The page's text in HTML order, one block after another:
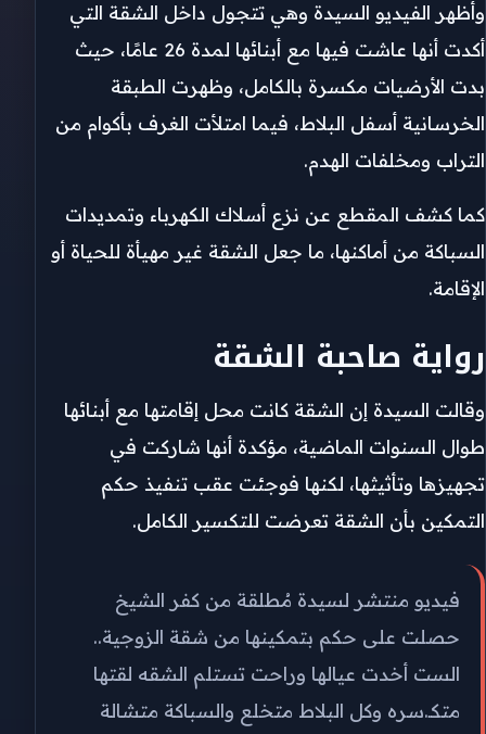
وأظهر الفيديو السيدة وهي تتجول داخل الشقة التي
أكدت أنها عاشت فيها مع أبنائها لمدة 26 عامًا، حيث
بدت الأرضيات مكسرة بالكامل، وظهرت الطبقة
الخرسانية أسفل البلاط، فيما امتلأت الغرف بأكوام من
التراب ومخلفات الهدم.
كما كشف المقطع عن نزع أسلاك الكهرباء وتمديدات
السباكة من أماكنها، ما جعل الشقة غير مهيأة للحياة أو
الإقامة.
رواية صاحبة الشقة
وقالت السيدة إن الشقة كانت محل إقامتها مع أبنائها
طوال السنوات الماضية، مؤكدة أنها شاركت في
تجهيزها وتأثيثها، لكنها فوجئت عقب تنفيذ حكم
التمكين بأن الشقة تعرضت للتكسير الكامل.
فيديو منتشر لسيدة مُطلقة من كفر الشيخ
حصلت على حكم بتمكينها من شقة الزوجية..
الست أخدت عيالها وراحت تستلم الشقه لقتها
متكـ.سره وكل البلاط متخلع والسباكة متشالة